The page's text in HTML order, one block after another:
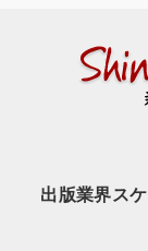
出版業界ス